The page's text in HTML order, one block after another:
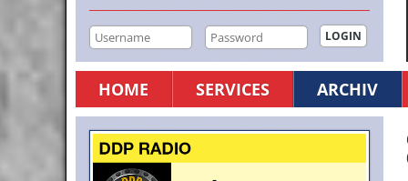
HOME SERVICES ARCHIV